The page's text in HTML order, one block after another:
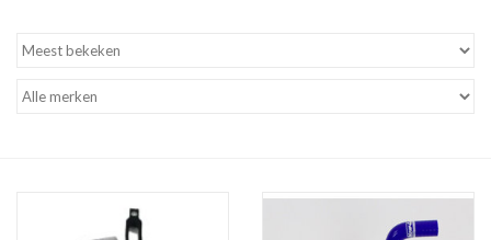
Olie en smeermiddelen